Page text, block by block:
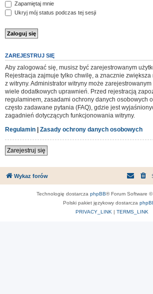
Zapamiętaj mnie
Ukryj mój status podczas tej sesji
ZAREJESTRUJ SIĘ
Aby zalogować się, musisz być zarejestrowanym
Rejestracja zajmuje tylko chwilę, a znacznie
z witryny. Administrator witryny może
wiele dodatkowych uprawnień. Przed rejestracją
regulaminem, zasadami ochrony danych osobowych
często zadawane pytania (FAQ), gdzie jest
zagadnień dotyczących funkcjonowania witryny.
Regulamin | Zasady ochrony danych osobowych
Zarejestruj się
Wykaz forów
Technologię dostarcza phpBB® Forum Software
Polski pakiet językowy dostarcza
PRIVACY_LINK | TERMS_LINK